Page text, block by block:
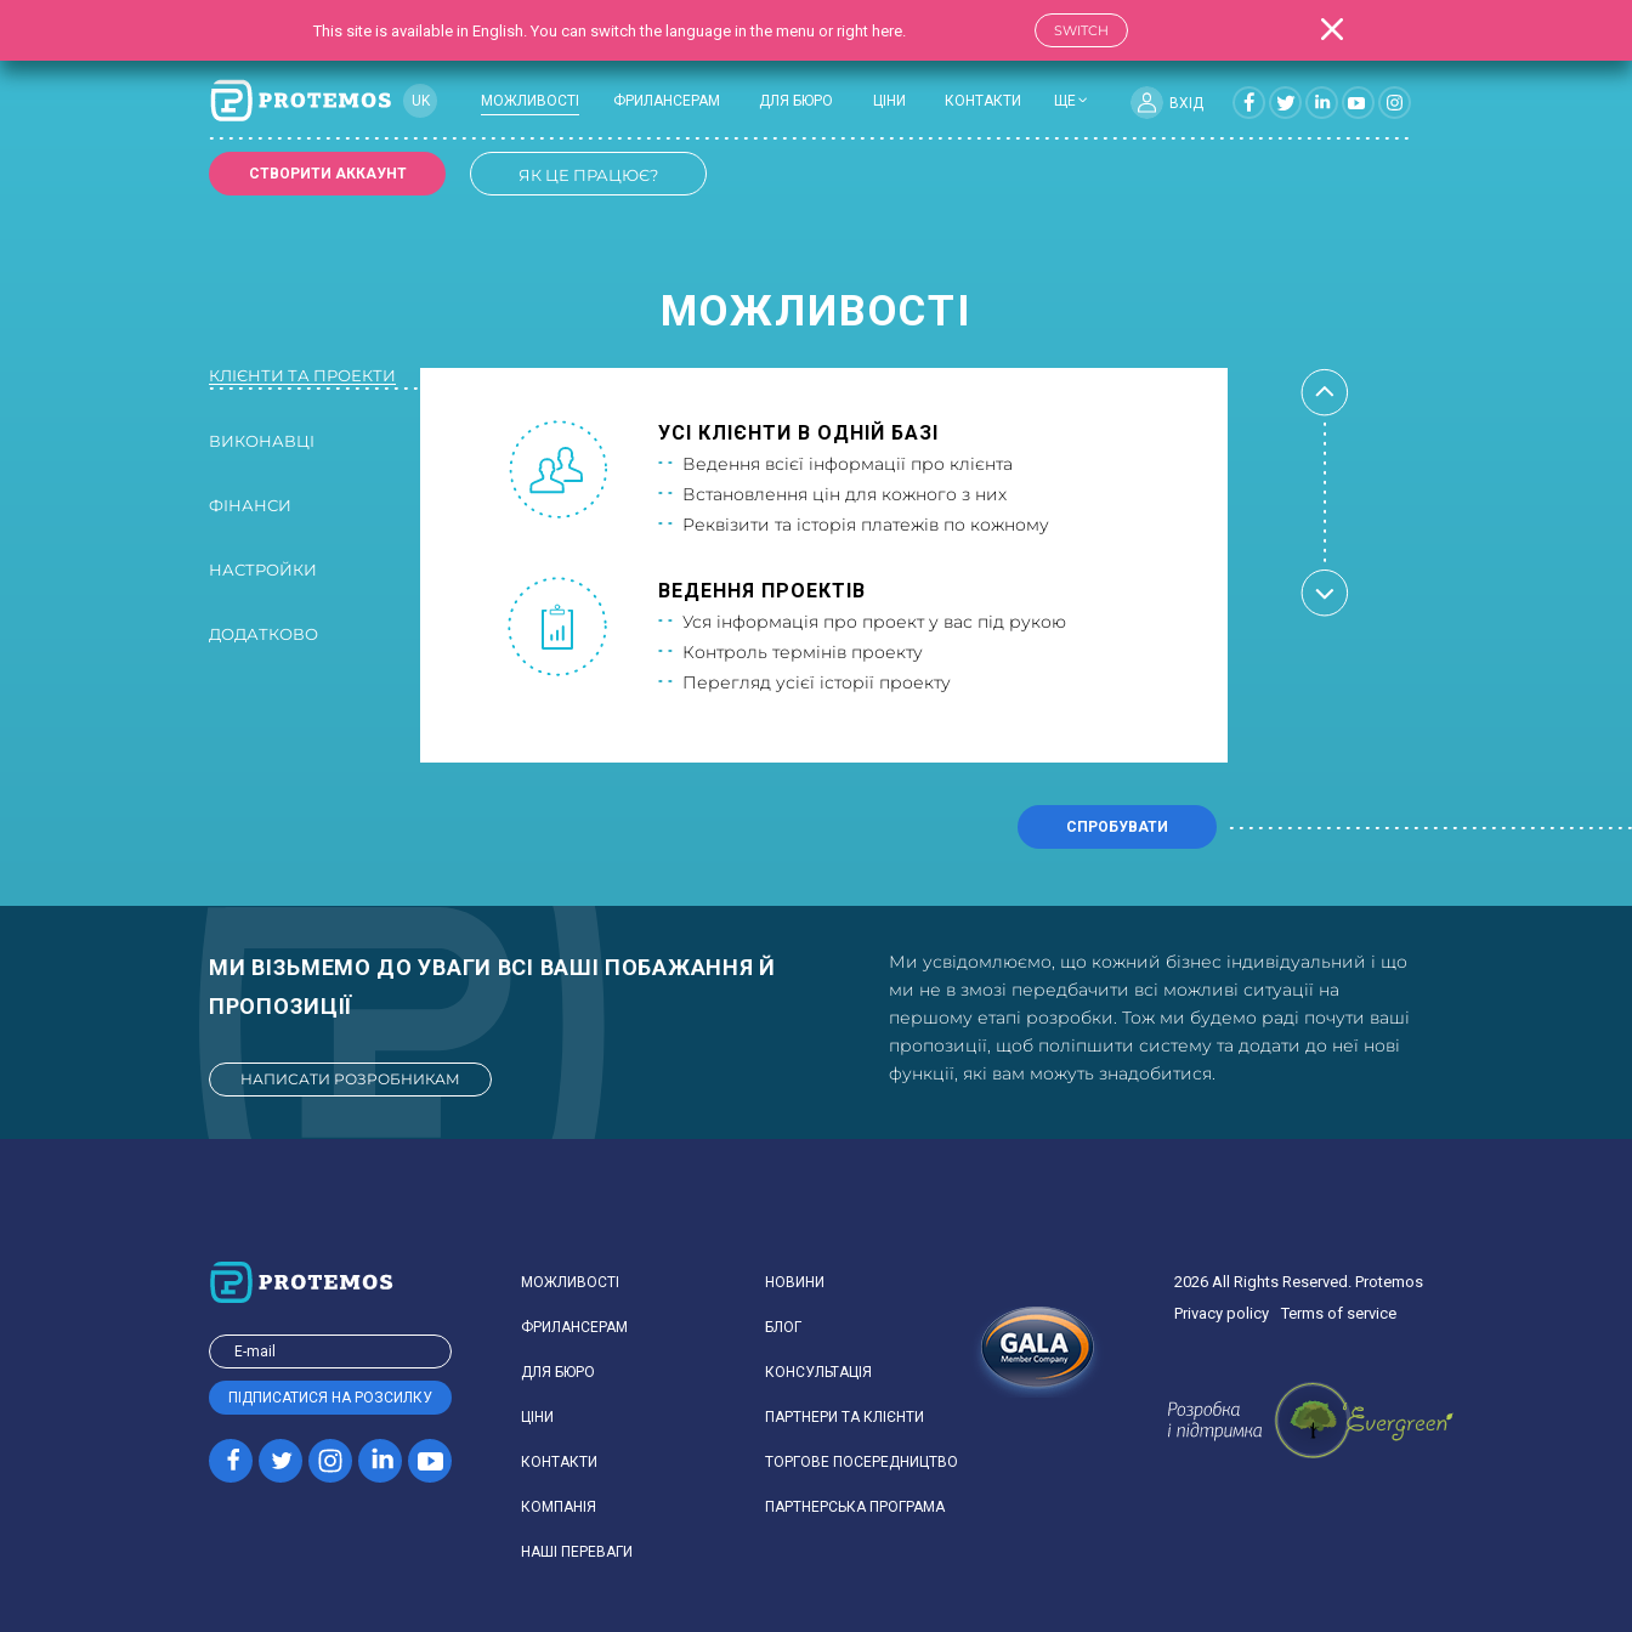
UK
RU
МОЖЛИВОСТІ ФРИЛАНСЕРАМ ДЛЯ БЮРО ЦІНИ КОНТАКТИ ЩЕ ВХIД
СТВОРИТИ АККАУНТ ЯК ЦЕ ПРАЦЮЄ?
МОЖЛИВОСТІ
КЛІЄНТИ ТА ПРОЕКТИ
ВИКОНАВЦІ
ФІНАНСИ
НАСТРОЙКИ
ДОДАТКОВО
УСІ КЛІЄНТИ В ОДНІЙ БАЗІ
Ведення всієї інформації про клієнта
Встановлення цін для кожного з них
Реквізити та історія платежів по кожному
ВЕДЕННЯ ПРОЕКТІВ
Уся інформація про проект у вас під рукою
Контроль термінів проекту
Перегляд усієї історії проекту
СПРОБУВАТИ
МИ ВІЗЬМЕМО ДО УВАГИ ВСІ ВАШІ ПОБАЖАННЯ Й
ПРОПОЗИЦІЇ
НАПИСАТИ РОЗРОБНИКАМ
Ми усвідомлюємо, що кожний бізнес індивідуальний і що
ми не в змозі передбачити всі можливі ситуації на
першому етапі розробки. Тож ми будемо раді почути ваші
пропозиції, щоб поліпшити систему та додати до неї нові
функції, які вам можуть знадобитися.
МОЖЛИВОСТІ НОВИНИ
ФРИЛАНСЕРАМ БЛОГ
ДЛЯ БЮРО КОНСУЛЬТАЦІЯ
ЦІНИ ПАРТНЕРИ ТА КЛІЄНТИ
КОНТАКТИ ТОРГОВЕ ПОСЕРЕДНИЦТВО
КОМПАНIЯ ПАРТНЕРСЬКА ПРОГРАМА
НАШІ ПЕРЕВАГИ
2026 All Rights Reserved. Protemos
Privacy policy
Terms of service
This site is available in English. You can switch the language in the menu or right here. SWITCH